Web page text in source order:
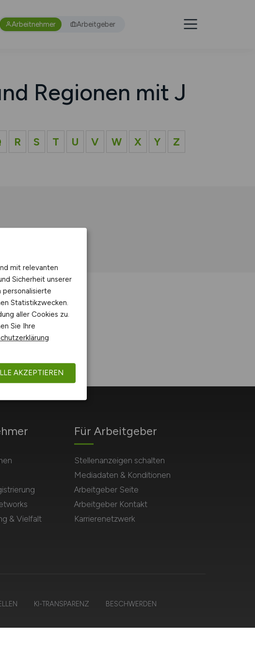
Arbeitnehmer Arbeitgeber
Regionen mit J
R S T U V W X Y Z
& Vielfalt
Für Arbeitgeber
Stellenanzeigen schalten
Mediadaten & Konditionen
Arbeitgeber Seite
Arbeitgeber Kontakt
Karrierenetzwerk
KI-TRANSPARENZ
BESCHWERDEN
mit relevanten
Sicherheit unserer
personalisierte
Statistikzwecken.
aller Cookies zu.
Sie Ihre
AKZEPTIEREN